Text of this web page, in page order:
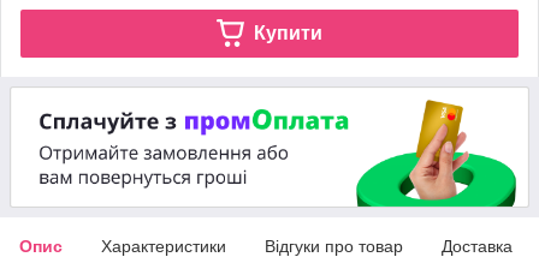
Купити
Опис Характеристики Відгуки про товар Доставка